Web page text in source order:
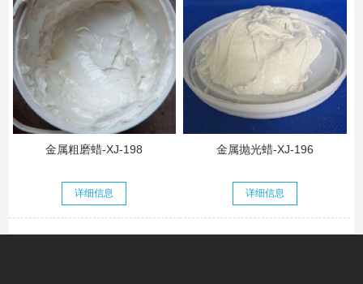
金属粗磨蜡-XJ-198
详细信息
金属抛光蜡-XJ-196
详细信息